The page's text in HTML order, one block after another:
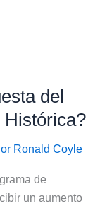
del
Histórica?
Ronald Coyle
de
un aumento